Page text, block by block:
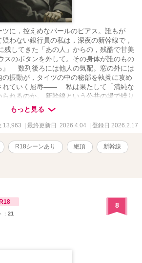
に，控えめなパールのピアス。誰もが
疑わない銀行員の私は，深夜の新幹線で，
残してきた「あの人」からの，残酷で甘美
スのボタンを外して。その身体が誰のもの
』 数列後ろには他人の気配。窓の外には
振動が，タイツの中の秘部を執拗に攻め
れていく屈辱—— 私は果たして「清純な
れるのか。 新幹線という公共の場で繰り
頂の記録。
もっと見る
13,963 | 最終更新日 2026.4.04 | 登録日 2026.2.17
R18シーンあり 絶頂 新幹線
R18
21
8